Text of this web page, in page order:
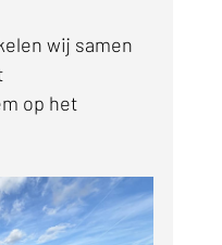
wij samen
op het